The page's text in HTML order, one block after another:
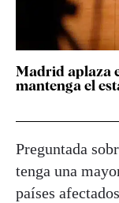
Madrid aplaza
mantenga el
Preguntada
tenga una
países